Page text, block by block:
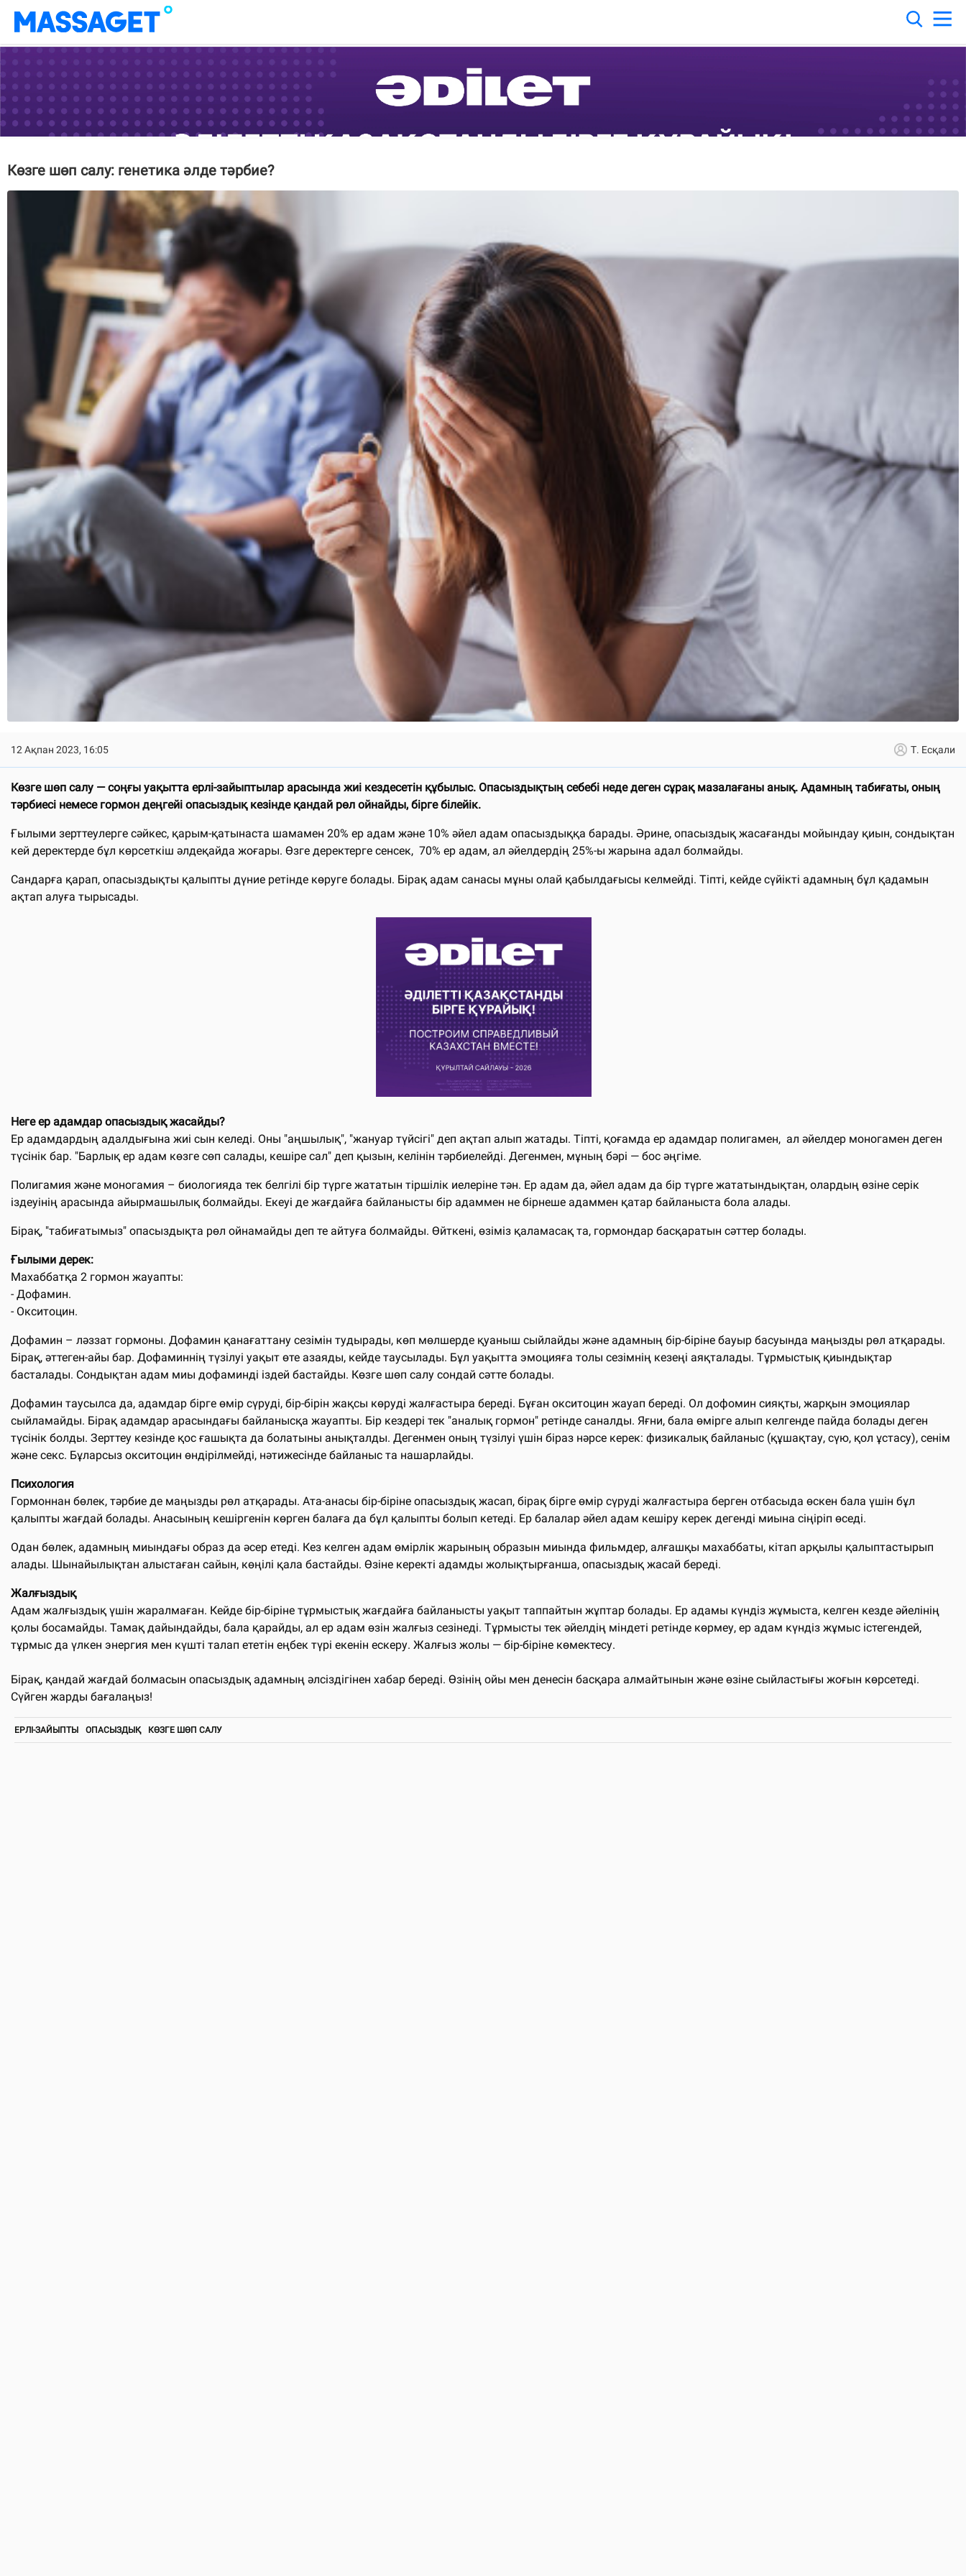
Көзге шөп салу: генетика әлде тәрбие?
12 Ақпан 2023, 16:05 Т. Есқали
Көзге шөп салу — соңғы уақытта ерлі-зайыптылар арасында жиі кездесетін құбылыс. Опасыздықтың себебі неде деген сұрақ мазалағаны анық. Адамның табиғаты, оның
тәрбиесі немесе гормон деңгейі опасыздық кезінде қандай рөл ойнайды, бірге білейік.
Ғылыми зерттеулерге сәйкес, қарым-қатынаста шамамен 20% ер адам және 10% әйел адам опасыздыққа барады. Әрине, опасыздық жасағанды мойындау қиын, сондықтан
кей деректерде бұл көрсеткіш әлдеқайда жоғары. Өзге деректерге сенсек, 70% ер адам, ал әйелдердің 25%-ы жарына адал болмайды.
Сандарға қарап, опасыздықты қалыпты дүние ретінде көруге болады. Бірақ адам санасы мұны олай қабылдағысы келмейді. Тіпті, кейде сүйікті адамның бұл қадамын
ақтап алуға тырысады.
Неге ер адамдар опасыздық жасайды?
Ер адамдардың адалдығына жиі сын келеді. Оны "аңшылық", "жануар түйсігі" деп ақтап алып жатады. Тіпті, қоғамда ер адамдар полигамен, ал әйелдер моногамен деген
түсінік бар. "Барлық ер адам көзге сөп салады, кешіре сал" деп қызын, келінін тәрбиелейді. Дегенмен, мұның бәрі — бос әңгіме.
Полигамия және моногамия – биологияда тек белгілі бір түрге жататын тіршілік иелеріне тән. Ер адам да, әйел адам да бір түрге жататындықтан, олардың өзіне серік
іздеуінің арасында айырмашылық болмайды. Екеуі де жағдайға байланысты бір адаммен не бірнеше адаммен қатар байланыста бола алады.
Бірақ, "табиғатымыз" опасыздықта рөл ойнамайды деп те айтуға болмайды. Өйткені, өзіміз қаламасақ та, гормондар басқаратын сәттер болады.
Ғылыми дерек:
Махаббатқа 2 гормон жауапты:
- Дофамин.
- Окситоцин.
Дофамин – ләззат гормоны. Дофамин қанағаттану сезімін тудырады, көп мөлшерде қуаныш сыйлайды және адамның бір-біріне бауыр басуында маңызды рөл атқарады.
Бірақ, әттеген-айы бар. Дофаминнің түзілуі уақыт өте азаяды, кейде таусылады. Бұл уақытта эмоцияға толы сезімнің кезеңі аяқталады. Тұрмыстық қиындықтар
басталады. Сондықтан адам миы дофаминді іздей бастайды. Көзге шөп салу сондай сәтте болады.
Дофамин таусылса да, адамдар бірге өмір сүруді, бір-бірін жақсы көруді жалғастыра береді. Бұған окситоцин жауап береді. Ол дофомин сияқты, жарқын эмоциялар
сыйламайды. Бірақ адамдар арасындағы байланысқа жауапты. Бір кездері тек "аналық гормон" ретінде саналды. Яғни, бала өмірге алып келгенде пайда болады деген
түсінік болды. Зерттеу кезінде қос ғашықта да болатыны анықталды. Дегенмен оның түзілуі үшін біраз нәрсе керек: физикалық байланыс (құшақтау, сүю, қол ұстасу), сенім
және секс. Бұларсыз окситоцин өндірілмейді, нәтижесінде байланыс та нашарлайды.
Психология
Гормоннан бөлек, тәрбие де маңызды рөл атқарады. Ата-анасы бір-біріне опасыздық жасап, бірақ бірге өмір сүруді жалғастыра берген отбасыда өскен бала үшін бұл
қалыпты жағдай болады. Анасының кешіргенін көрген балаға да бұл қалыпты болып кетеді. Ер балалар әйел адам кешіру керек дегенді миына сіңіріп өседі.
Одан бөлек, адамның миындағы образ да әсер етеді. Кез келген адам өмірлік жарының образын миында фильмдер, алғашқы махаббаты, кітап арқылы қалыптастырып
алады. Шынайылықтан алыстаған сайын, көңілі қала бастайды. Өзіне керекті адамды жолықтырғанша, опасыздық жасай береді.
Жалғыздық
Адам жалғыздық үшін жаралмаған. Кейде бір-біріне тұрмыстық жағдайға байланысты уақыт таппайтын жұптар болады. Ер адамы күндіз жұмыста, келген кезде әйелінің
қолы босамайды. Тамақ дайындайды, бала қарайды, ал ер адам өзін жалғыз сезінеді. Тұрмысты тек әйелдің міндеті ретінде көрмеу, ер адам күндіз жұмыс істегендей,
тұрмыс да үлкен энергия мен күшті талап ететін еңбек түрі екенін ескеру. Жалғыз жолы — бір-біріне көмектесу.
Бірақ, қандай жағдай болмасын опасыздық адамның әлсіздігінен хабар береді. Өзінің ойы мен денесін басқара алмайтынын және өзіне сыйластығы жоғын көрсетеді.
Сүйген жарды бағалаңыз!
ЕРЛІ-ЗАЙЫПТЫ ОПАСЫЗДЫҚ КӨЗГЕ ШӨП САЛУ